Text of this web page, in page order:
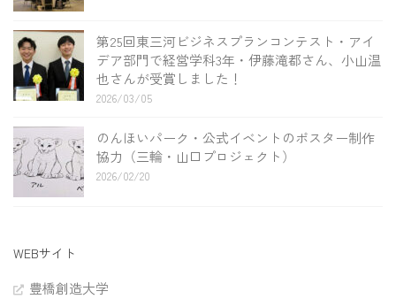
第25回東三河ビジネスプランコンテスト・アイ
デア部門で経営学科3年・伊藤滝都さん、小山温
也さんが受賞しました！
2026/03/05
のんほいパーク・公式イベントのポスター制作
協力（三輪・山口プロジェクト）
2026/02/20
WEBサイト
豊橋創造大学